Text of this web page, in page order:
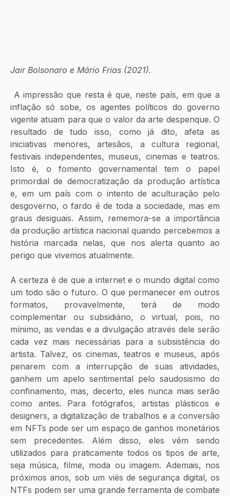
Jair Bolsonaro e Mário Frias (2021).
inflação só sobe, os agentes políticos do governo
vigente atuam para que o valor da arte despenque. O
resultado de tudo isso, como já dito, afeta as
iniciativas menores, artesãos, a cultura regional,
festivais independentes, museus, cinemas e teatros.
Isto é, o fomento governamental tem o papel
primordial de democratização da produção artística
e, em um país com o intento de aculturação pelo
desgoverno, o fardo é de toda a sociedade, mas em
graus desiguais. Assim, rememora-se a importância
da produção artística nacional quando percebemos a
história marcada nelas, que nos alerta quanto ao
perigo que vivemos atualmente.
A certeza é de que a internet e o mundo digital como
um todo são o futuro. O que permanecer em outros
formatos, provavelmente, terá de modo
complementar ou subsidiário, o virtual, pois, no
mínimo, as vendas e a divulgação através dele serão
cada vez mais necessárias para a subsistência do
artista. Talvez, os cinemas, teatros e museus, após
penarem com a interrupção de suas atividades,
ganhem um apelo sentimental pelo saudosismo do
confinamento, mas, decerto, eles nunca mais serão
como antes. Para fotógrafos, artistas plásticos e
designers, a digitalização de trabalhos e a conversão
em NFTs pode ser um espaço de ganhos monetários
sem precedentes. Além disso, eles vêm sendo
utilizados para praticamente todos os tipos de arte,
seja música, filme, moda ou imagem. Ademais, nos
próximos anos, sob um viés de segurança digital, os
NTFs podem ser uma grande ferramenta de combate